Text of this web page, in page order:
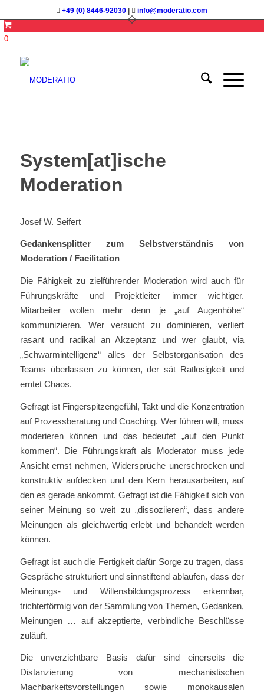
+49 (0) 8446-92030 info@moderatio.com
0
System[at]ische
Moderation
Josef W. Seifert
Gedankensplitter zum Selbstverständnis von
Moderation / Facilitation
Die Fähigkeit zu zielführender Moderation wird auch für
Führungskräfte und Projektleiter immer wichtiger.
Mitarbeiter wollen mehr denn je „auf Augenhöhe“
kommunizieren. Wer versucht zu dominieren, verliert
rasant und radikal an Akzeptanz und wer glaubt, via
„Schwarmintelligenz“ alles der Selbstorganisation des
Teams überlassen zu können, der sät Ratlosigkeit und
erntet Chaos.
Gefragt ist Fingerspitzengefühl, Takt und die Konzentration
auf Prozessberatung und Coaching. Wer führen will, muss
moderieren können und das bedeutet „auf den Punkt
kommen“. Die Führungskraft als Moderator muss jede
Ansicht ernst nehmen, Widersprüche unerschrocken und
konstruktiv aufdecken und den Kern herausarbeiten, auf
den es gerade ankommt. Gefragt ist die Fähigkeit sich von
seiner Meinung so weit zu „dissoziieren“, dass andere
Meinungen als gleichwertig erlebt und behandelt werden
können.
Gefragt ist auch die Fertigkeit dafür Sorge zu tragen, dass
Gespräche strukturiert und sinnstiftend ablaufen, dass der
Meinungs- und Willensbildungsprozess erkennbar,
trichterförmig von der Sammlung von Themen, Gedanken,
Meinungen … auf akzeptierte, verbindliche Beschlüsse
zuläuft.
Die unverzichtbare Basis dafür sind einerseits die
Distanzierung von mechanistischen
Machbarkeitsvorstellungen sowie monokausalen